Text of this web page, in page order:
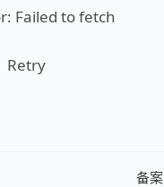
Failed to fetch
Retry
备案